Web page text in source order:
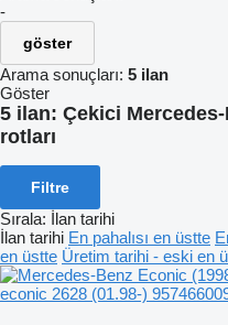
-
göster
Arama sonuçları: 5 ilan
Göster
5 ilan: Çekici
rotları
Filtre
Sırala: İlan tarihi
İlan tarihi En pahalısı en üstte
en üstte Üretim tarihi - eski en